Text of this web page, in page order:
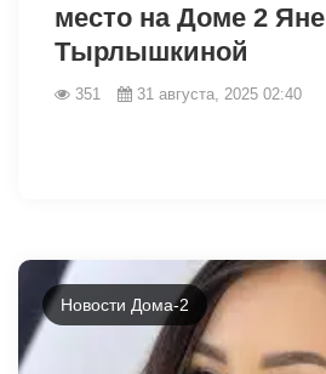
место на Доме 2 Яне
Тырлышкиной
351 31 августа, 2025 02:40
Новости Дома-2